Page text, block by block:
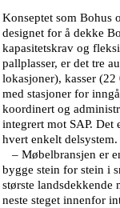
Konseptet som Bohus
designet for å dekke
kapasitetskrav og
pallplasser, er det tre
lokasjoner), kasser
med stasjoner for
koordinert og
integrert mot SAP.
hvert enkelt delsystem.
– Møbelbransjen er
bygge stein for stein i
største landsdekkende
neste steget innenfor